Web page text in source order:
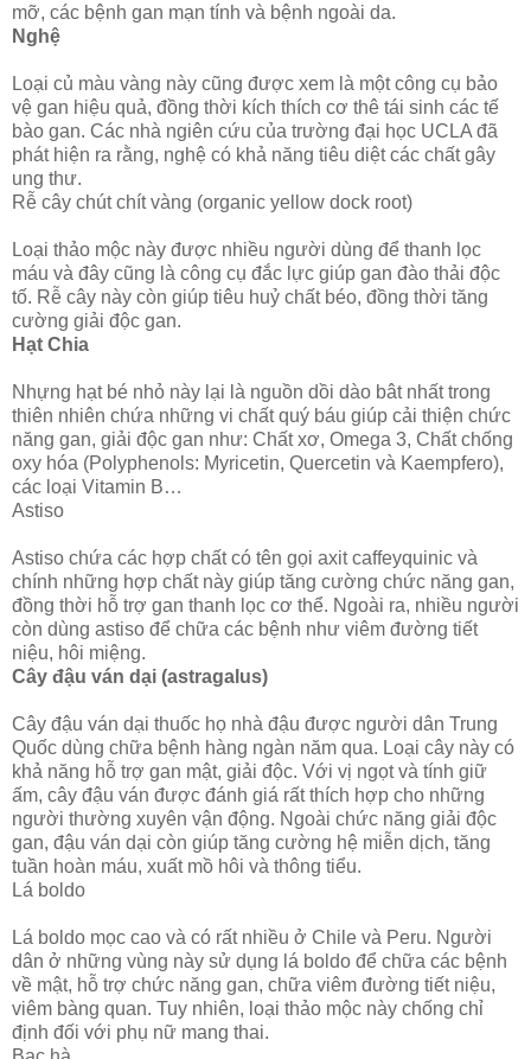
mỡ, các bệnh gan mạn tính và bệnh ngoài da.
Nghệ
Loại củ màu vàng này cũng được xem là một công cụ bảo
vệ gan hiệu quả, đồng thời kích thích cơ thê tái sinh các tế
bào gan. Các nhà ngiên cứu của trường đại học UCLA đã
phát hiện ra rằng, nghệ có khả năng tiêu diệt các chất gây
ung thư.
Rễ cây chút chít vàng (organic yellow dock root)
Loại thảo mộc này được nhiều người dùng để thanh lọc
máu và đây cũng là công cụ đắc lực giúp gan đào thải độc
tố. Rễ cây này còn giúp tiêu huỷ chất béo, đồng thời tăng
cường giải độc gan.
Hạt Chia
Nhựng hạt bé nhỏ này lại là nguồn dồi dào bât nhất trong
thiên nhiên chứa những vi chất quý báu giúp cải thiện chức
năng gan, giải độc gan như: Chất xơ, Omega 3, Chất chống
oxy hóa (Polyphenols: Myricetin, Quercetin và Kaempfero),
các loại Vitamin B…
Astiso
Astiso chứa các hợp chất có tên gọi axit caffeyquinic và
chính những hợp chất này giúp tăng cường chức năng gan,
đồng thời hỗ trợ gan thanh lọc cơ thể. Ngoài ra, nhiều người
còn dùng astiso để chữa các bệnh như viêm đường tiết
niệu, hôi miệng.
Cây đậu ván dại (astragalus)
Cây đậu ván dại thuốc họ nhà đậu được người dân Trung
Quốc dùng chữa bệnh hàng ngàn năm qua. Loại cây này có
khả năng hỗ trợ gan mật, giải độc. Với vị ngọt và tính giữ
ấm, cây đậu ván được đánh giá rất thích hợp cho những
người thường xuyên vận động. Ngoài chức năng giải độc
gan, đậu ván dại còn giúp tăng cường hệ miễn dịch, tăng
tuần hoàn máu, xuất mồ hôi và thông tiểu.
Lá boldo
Lá boldo mọc cao và có rất nhiều ở Chile và Peru. Người
dân ở những vùng này sử dụng lá boldo để chữa các bệnh
về mật, hỗ trợ chức năng gan, chữa viêm đường tiết niệu,
viêm bàng quan. Tuy nhiên, loại thảo mộc này chống chỉ
định đối với phụ nữ mang thai.